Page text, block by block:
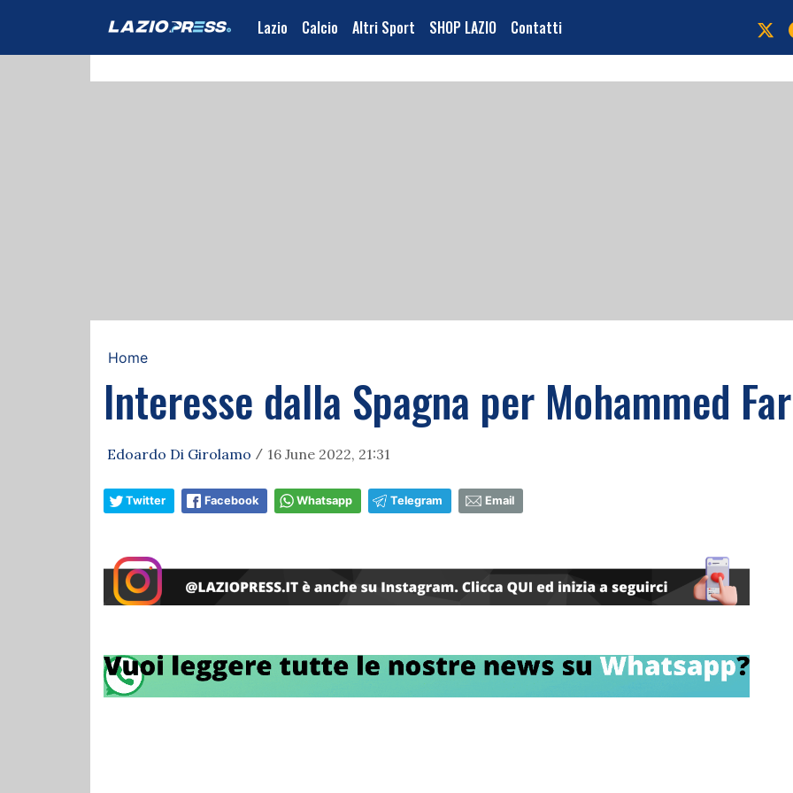
Lazio Calcio Altri Sport SHOP LAZIO Contatti
Home
Interesse dalla Spagna per Mohammed
Edoardo Di Girolamo / 16 June 2022, 21:31
Twitter Facebook Whatsapp Telegram Email